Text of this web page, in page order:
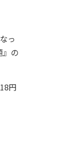
っ
』の
円